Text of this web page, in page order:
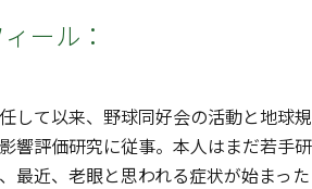
ール：
して以来、野球同好会の活動と地球規
響評価研究に従事。本人はまだ若手研
最近、老眼と思われる症状が始まった